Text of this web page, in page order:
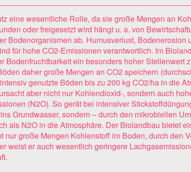
eine wesentliche Rolle, da sie große Mengen an
oder freigesetzt wird hängt u. a. von
Bodenorganismen ab. Humusverlust, Bodenerosion
für hohe CO2-Emissionen verantwortlich. Im
Bodenfruchtbarkeit ein besonders hoher Stellenwert
daher große Mengen an CO2 speichern
genutzte Böden bis zu 200 kg CO2/ha in die
aber nicht nur Kohlendioxid-, sondern auch
(N2O). So gerät bei intensiver
Grundwasser, sondern – durch den mikrobiellen
als N2O in die Atmosphäre. Der Biolandbau bietet
nur große Mengen Kohlenstoff im Boden, durch den
weist er auch wesentlich geringere